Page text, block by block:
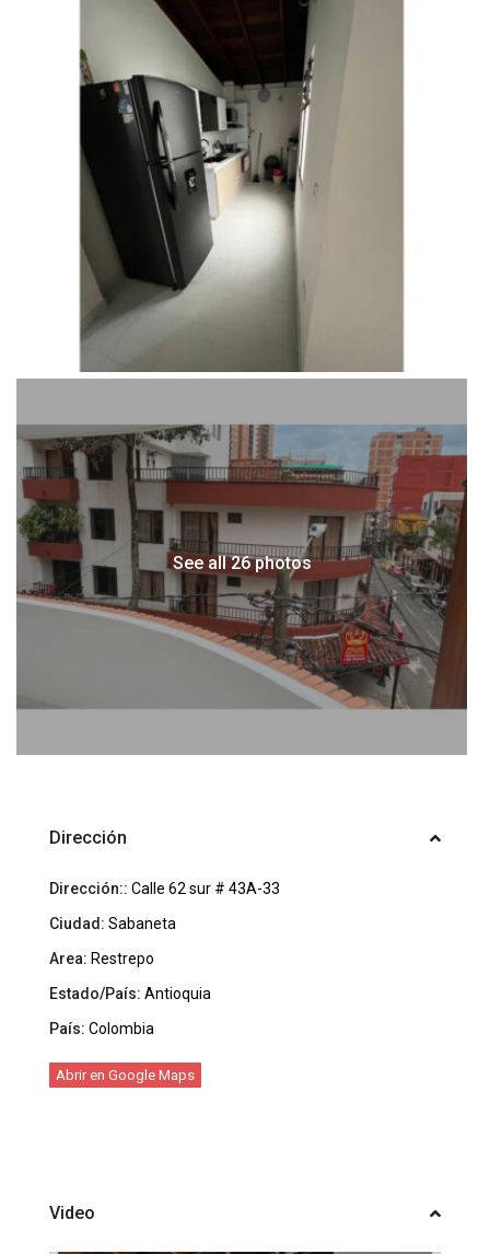
See all 26 photos
Dirección
Dirección:: Calle 62 sur # 43A-33
Ciudad: Sabaneta
Area: Restrepo
Estado/País: Antioquia
País: Colombia
Abrir en Google Maps
Video